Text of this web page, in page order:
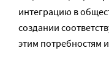
интеграцию в
создании
этим потребностям